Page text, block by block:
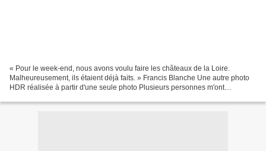
« Pour le week-end, nous avons voulu faire les châteaux de la Loire.
Malheureusement, ils étaient déjà faits. » Francis Blanche Une autre photo
HDR réalisée à partir d'une seule photo Plusieurs personnes m'ont